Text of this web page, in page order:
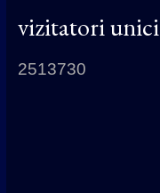
vizitatori unici
2513730